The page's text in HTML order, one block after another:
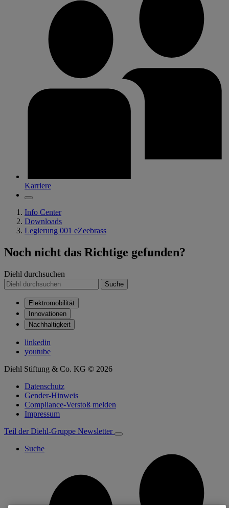
Karriere
Info Center
Downloads
Legierung 001 eZeebrass
Noch nicht das Richtige gefunden?
Diehl durchsuchen
Suche
Elektromobilität
Innovationen
Nachhaltigkeit
linkedin
youtube
Diehl Stiftung & Co. KG © 2026
Datenschutz
Gender-Hinweis
Compliance-Verstoß melden
Impressum
Teil der Diehl-Gruppe Newsletter
Suche